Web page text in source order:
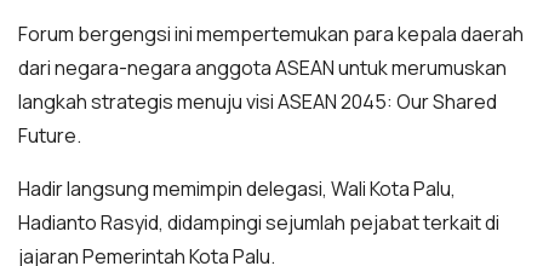
Forum bergengsi ini mempertemukan para kepala daerah
dari negara-negara anggota ASEAN untuk merumuskan
langkah strategis menuju visi ASEAN 2045: Our Shared
Future.
Hadir langsung memimpin delegasi, Wali Kota Palu,
Hadianto Rasyid, didampingi sejumlah pejabat terkait di
jajaran Pemerintah Kota Palu.